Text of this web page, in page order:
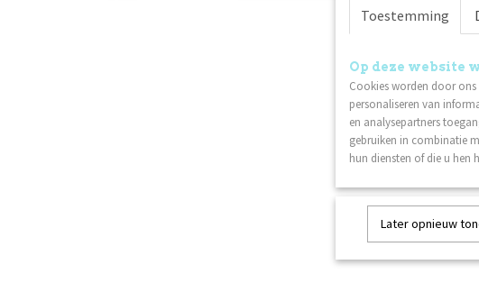
1
5
10
Toestemming
Op deze website
Cookies worden door
personaliseren van
en analysepartners
gebruiken in combinatie
hun diensten of die u hen
Later opnieuw